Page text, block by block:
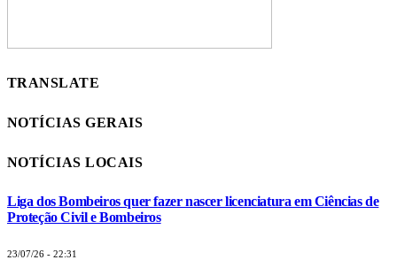
TRANSLATE
NOTÍCIAS GERAIS
NOTÍCIAS LOCAIS
Liga dos Bombeiros quer fazer nascer licenciatura em Ciências de
Proteção Civil e Bombeiros
23/07/26 - 22:31